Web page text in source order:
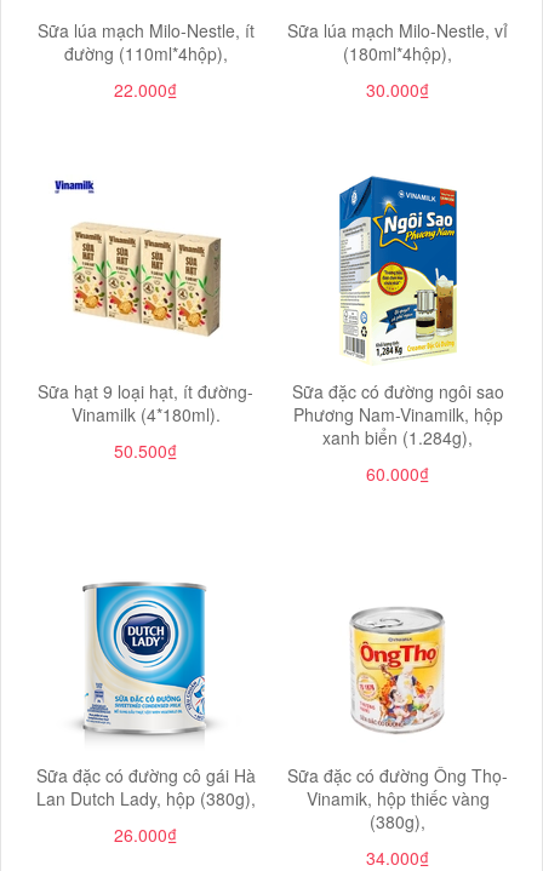
Sữa lúa mạch Milo-Nestle, ít
đường (110ml*4hộp),
22.000₫
Sữa lúa mạch Milo-Nestle, vỉ
(180ml*4hộp),
30.000₫
Sữa hạt 9 loại hạt, ít đường-
Vinamilk (4*180ml).
50.500₫
Sữa đặc có đường ngôi sao
Phương Nam-Vinamilk, hộp
xanh biển (1.284g),
60.000₫
Sữa đặc có đường cô gái Hà
Lan Dutch Lady, hộp (380g),
26.000₫
Sữa đặc có đường Ông Thọ-
Vinamik, hộp thiếc vàng
(380g),
34.000₫